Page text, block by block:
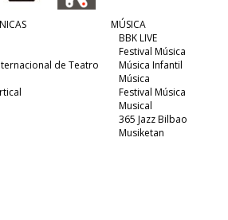
de Teatro
MÚSICA
BBK LIVE
Festival Música
Música Infantil
Música
Festival Música
Musical
365 Jazz Bilbao
Musiketan